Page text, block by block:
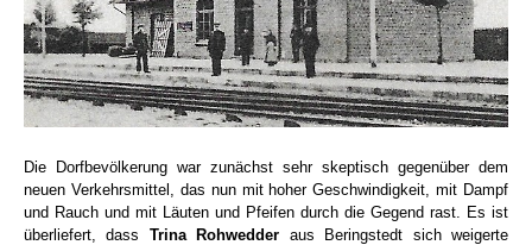
Die Dorfbevölkerung war zunächst sehr skeptisch gegenüber dem
neuen Verkehrsmittel, das nun mit hoher Geschwindigkeit, mit Dampf
und Rauch und mit Läuten und Pfeifen durch die Gegend rast. Es ist
überliefert, dass Trina Rohwedder aus Beringstedt sich weigerte